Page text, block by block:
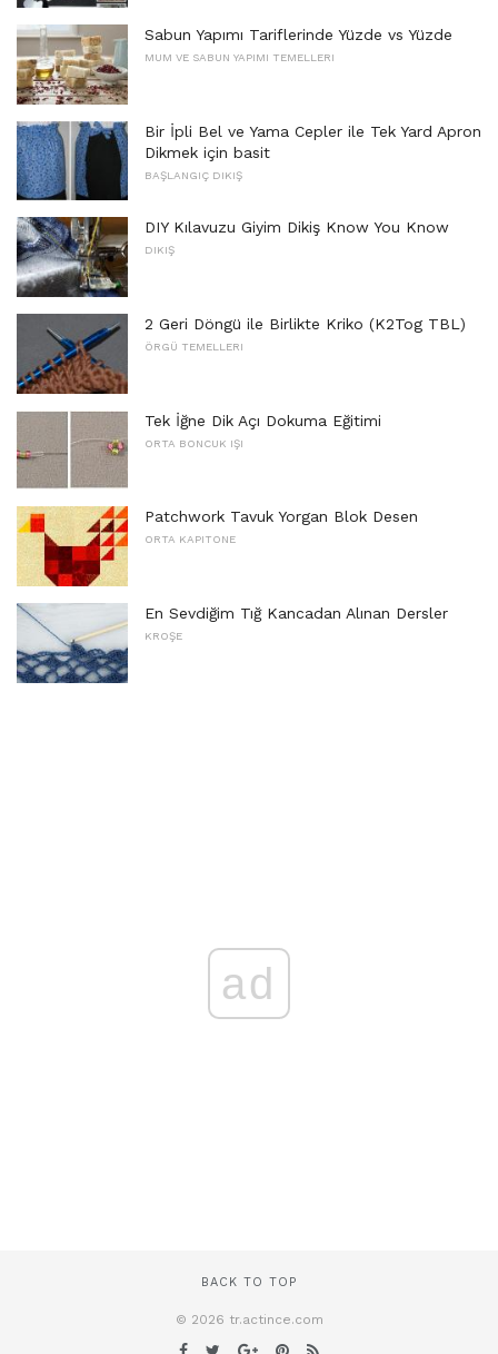
Sabun Yapımı Tariflerinde Yüzde vs Yüzde
MUM VE SABUN YAPIMI TEMELLERI
Bir İpli Bel ve Yama Cepler ile Tek Yard Apron
Dikmek için basit
BAŞLANGIÇ ​​DIKIŞ
DIY Kılavuzu Giyim Dikiş Know You Know
DIKIŞ
2 Geri Döngü ile Birlikte Kriko (K2Tog TBL)
ÖRGÜ TEMELLERI
Tek İğne Dik Açı Dokuma Eğitimi
ORTA BONCUK IŞI
Patchwork Tavuk Yorgan Blok Desen
ORTA KAPITONE
En Sevdiğim Tığ Kancadan Alınan Dersler
KROŞE
ad
BACK TO TOP
© 2026 tr.actince.com